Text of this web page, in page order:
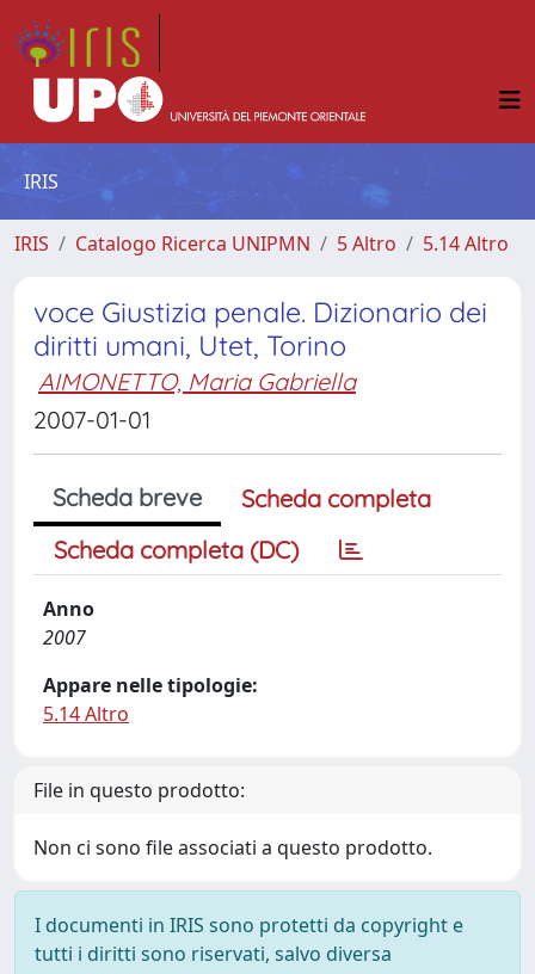
IRIS
IRIS Catalogo Ricerca UNIPMN 5 Altro 5.14 Altro
voce Giustizia penale. Dizionario dei
diritti umani, Utet, Torino
AIMONETTO, Maria Gabriella
2007-01-01
Scheda breve
Scheda completa
Scheda completa (DC)
Anno
2007
Appare nelle tipologie:
5.14 Altro
File in questo prodotto:
Non ci sono file associati a questo prodotto.
I documenti in IRIS sono protetti da copyright e
tutti i diritti sono riservati, salvo diversa